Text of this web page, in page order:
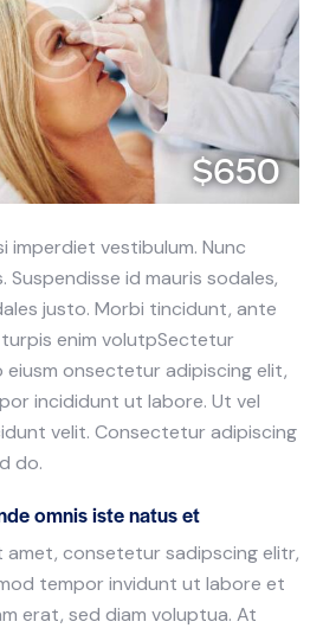
$650
imperdiet vestibulum. Nunc
Suspendisse id mauris sodales,
justo. Morbi tincidunt, ante
enim volutpSectetur
eiusm onsectetur adipiscing elit,
incididunt ut labore. Ut vel
velit. Consectetur adipiscing
do.
omnis iste natus et
amet, consetetur sadipscing elitr,
tempor invidunt ut labore et
erat, sed diam voluptua. At